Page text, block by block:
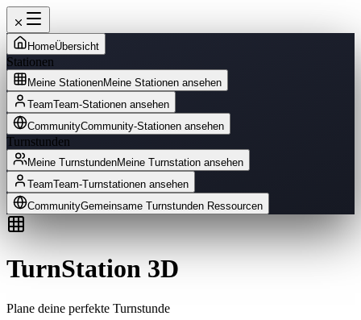
HomeÜbersicht
Stationen
Meine StationenMeine Stationen ansehen
TeamTeam-Stationen ansehen
CommunityCommunity-Stationen ansehen
Turnstunden
Meine TurnstundenMeine Turnstation ansehen
TeamTeam-Turnstationen ansehen
CommunityGemeinsame Turnstunden Ressourcen
TurnStation 3D
Plane deine perfekte Turnstunde